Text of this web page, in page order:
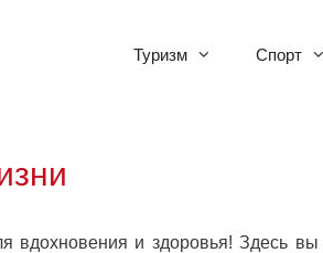
Туризм Спорт
вдохновения и здоровья! Здесь